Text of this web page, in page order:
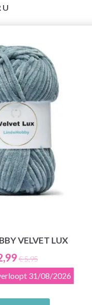
U
VELVET LUX
€ 5,95
31/08/2026